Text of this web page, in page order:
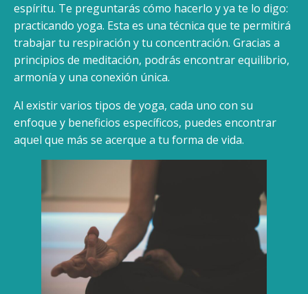
espíritu. Te preguntarás cómo hacerlo y ya te lo digo:
practicando yoga. Esta es una técnica que te permitirá
trabajar tu respiración y tu concentración. Gracias a
principios de meditación, podrás encontrar equilibrio,
armonía y una conexión única.
Al existir varios tipos de yoga, cada uno con su
enfoque y beneficios específicos, puedes encontrar
aquel que más se acerque a tu forma de vida.